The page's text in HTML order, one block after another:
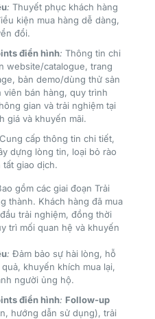
: Thuyết phục khách hàng
kiện mua hàng dễ dàng,
đổi.
điển hình: Thông tin chi
website/catalogue, trang
bản demo/dùng thử sản
viên bán hàng, quy trình
gian và trải nghiệm tại
giá và khuyến mãi.
Cung cấp thông tin chi tiết,
dựng lòng tin, loại bỏ rào
tất giao dịch.
gồm các giai đoạn Trải
thành. Khách hàng đã mua
trải nghiệm, đồng thời
trì mối quan hệ và khuyến
: Đảm bảo sự hài lòng, hỗ
khuyến khích mua lại,
người ủng hộ.
điển hình: Follow-up
hướng dẫn sử dụng), trải